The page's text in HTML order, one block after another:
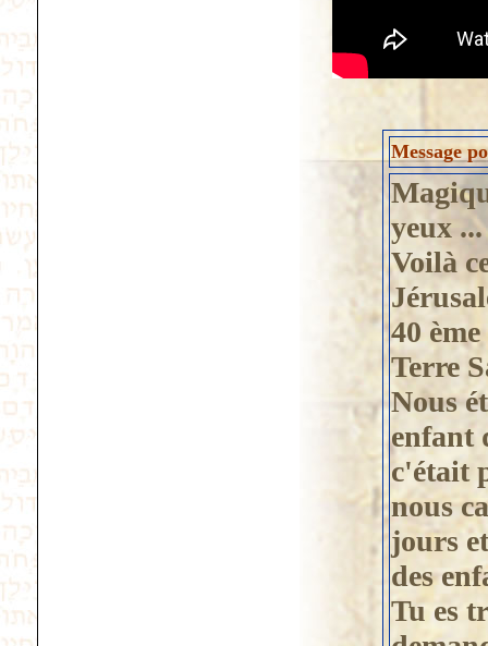
Message
yeux ...
Voilà
40
Terre
Nous
enfant
c'était
nous
jours
des
Tu es